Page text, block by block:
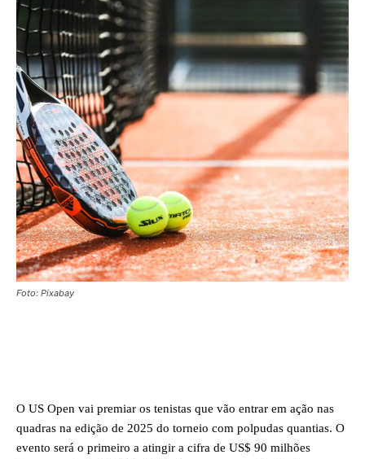
Foto: Pixabay
O US Open vai premiar os tenistas que vão entrar em ação nas
quadras na edição de 2025 do torneio com polpudas quantias. O
evento será o primeiro a atingir a cifra de US$ 90 milhões